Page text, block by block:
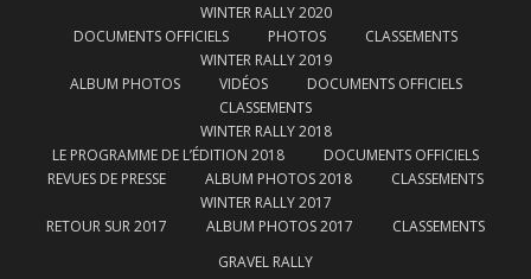
WINTER RALLY 2020
DOCUMENTS OFFICIELS
PHOTOS
CLASSEMENTS
WINTER RALLY 2019
ALBUM PHOTOS
VIDÉOS
DOCUMENTS OFFICIELS
CLASSEMENTS
WINTER RALLY 2018
LE PROGRAMME DE L’ÉDITION 2018
DOCUMENTS OFFICIELS
REVUES DE PRESSE
ALBUM PHOTOS 2018
CLASSEMENTS
WINTER RALLY 2017
RETOUR SUR 2017
ALBUM PHOTOS 2017
CLASSEMENTS
GRAVEL RALLY